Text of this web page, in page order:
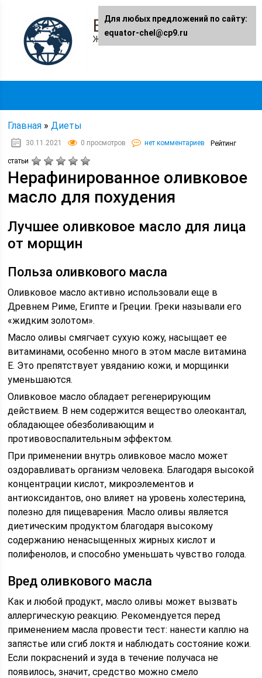
Equator-chel.ru
Женский журнал
Главная »Диеты
30.11.2021 0 просмотров нет комментариев Рейтинг
статьи
Нерафинированное оливковое
масло для похудения
Лучшее оливковое масло для лица
от морщин
Польза оливкового масла
Оливковое масло активно использовали еще в
Древнем Риме, Египте и Греции. Греки называли его
«жидким золотом».
Масло оливы смягчает сухую кожу, насыщает ее
витаминами, особенно много в этом масле витамина
Е. Это препятствует увяданию кожи, и морщинки
уменьшаются.
Оливковое масло обладает регенерирующим
действием. В нем содержится вещество олеокантал,
обладающее обезболивающим и
противовоспалительным эффектом.
При применении внутрь оливковое масло может
оздоравливать организм человека. Благодаря высокой
концентрации кислот, микроэлементов и
антиоксидантов, оно влияет на уровень холестерина,
полезно для пищеварения. Масло оливы является
диетическим продуктом благодаря высокому
содержанию ненасыщенных жирных кислот и
полифенолов, и способно уменьшать чувство голода.
Вред оливкового масла
Как и любой продукт, масло оливы может вызвать
аллергическую реакцию. Рекомендуется перед
применением масла провести тест: нанести каплю на
запястье или сгиб локтя и наблюдать состояние кожи.
Если покраснений и зуда в течение получаса не
появилось, значит, средство можно смело
Для любых предложений по сайту:
equator-chel@cp9.ru